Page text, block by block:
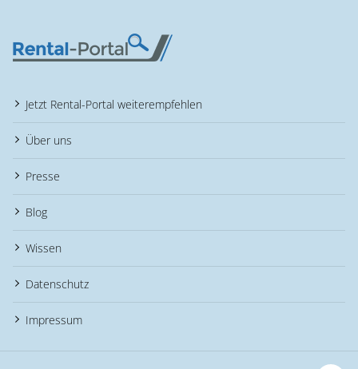
Jetzt Rental-Portal weiterempfehlen
Über uns
Presse
Blog
Wissen
Datenschutz
Impressum